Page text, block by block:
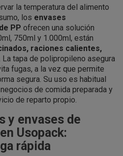
la temperatura del alimento
los envases
PP ofrecen una solución
750ml y 1.000ml, están
raciones calientes,
. La tapa de polipropileno asegura
fugas, a la vez que permite
segura. Su uso es habitual
de comida preparada y
de reparto propio.
y envases de
Usopack:
rápida